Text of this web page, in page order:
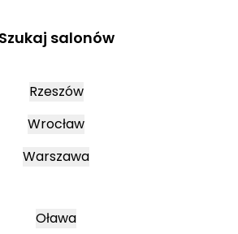
Szukaj salonów
Rzeszów
Wrocław
Warszawa
Oława